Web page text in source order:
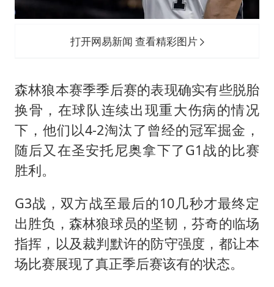
打开网易新闻 查看精彩图片
森林狼本赛季季后赛的表现确实有些脱胎
换骨，在球队连续出现重大伤病的情况
下，他们以4-2淘汰了曾经的冠军掘金，
随后又在圣安托尼奥拿下了G1战的比赛
胜利。
G3战，双方战至最后的10几秒才最终定
出胜负，森林狼球员的坚韧，芬奇的临场
指挥，以及裁判默许的防守强度，都让本
场比赛展现了真正季后赛该有的状态。